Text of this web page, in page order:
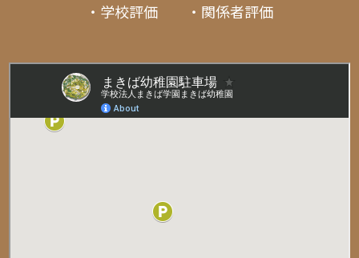
・学校評価 ・関係者評価